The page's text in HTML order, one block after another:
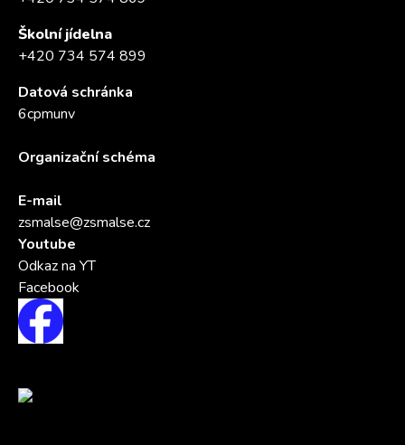
Školní jídelna
+420 734 574 899
Datová schránka
6cpmunv
Organizační schéma
E-mail
zsmalse@zsmalse.cz
Youtube
Odkaz na YT
Facebook